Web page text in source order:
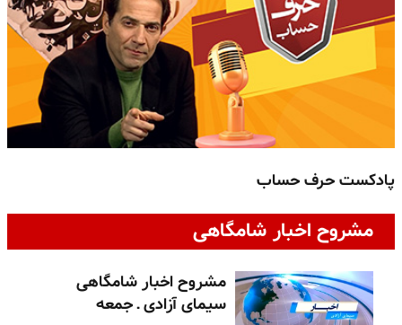
پادکست حرف حساب
مشروح اخبار شامگاهی
مشروح اخبار شامگاهی
سیمای آزادی ـ جمعه